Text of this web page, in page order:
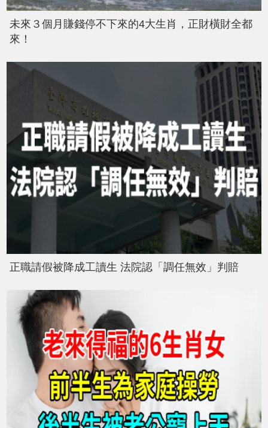
未來３個月賺錢停不下來的4大生肖，正財橫財全都
來！
正職請假被降成工讀生 法院認「調任無效」判賠